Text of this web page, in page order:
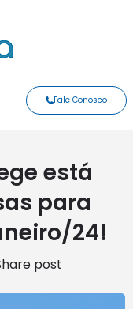
Fale Conosco
está
para
24!
post